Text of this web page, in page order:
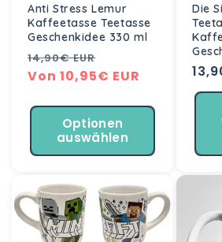
Anti Stress Lemur
Kaffeetasse Teetasse
Geschenkidee 330 ml
Normaler
Preis
14,90€ EUR
Verkaufspreis
Von 10,95€ EUR
Optionen
auswählen
Die